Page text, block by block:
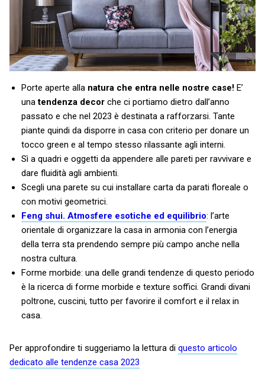
Porte aperte alla natura che entra nelle nostre case! E’
unatendenza decor che ci portiamo dietro dall’anno
passato e che nel 2023 è destinata a rafforzarsi. Tante
piante quindi da disporre in casa con criterio per donare un
tocco green e al tempo stesso rilassante agli interni.
Sì a quadri e oggetti da appendere alle pareti per ravvivare e
dare fluidità agli ambienti.
Scegli una parete su cui installare carta da parati floreale o
con motivi geometrici.
Feng shui. Atmosfere esotiche ed equilibrio: l’arte
orientale di organizzare la casa in armonia con l’energia
della terra sta prendendo sempre più campo anche nella
nostra cultura.
Forme morbide: una delle grandi tendenze di questo periodo
è la ricerca di forme morbide e texture soffici. Grandi divani
poltrone, cuscini, tutto per favorire il comfort e il relax in
casa.
Per approfondire ti suggeriamo la lettura di questo articolo
dedicato alle tendenze casa 2023